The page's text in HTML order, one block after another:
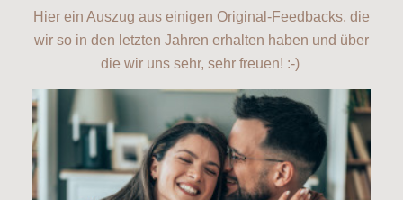
Hier ein Auszug aus einigen Original-Feedbacks, die
wir so in den letzten Jahren erhalten haben und über
die wir uns sehr, sehr freuen! :-)